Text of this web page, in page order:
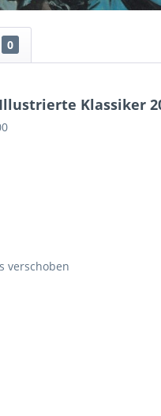
0
Klassiker
verschoben